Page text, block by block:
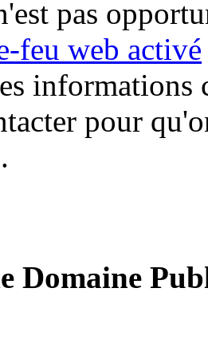
pas
feu web activé
informations
pour
Domaine